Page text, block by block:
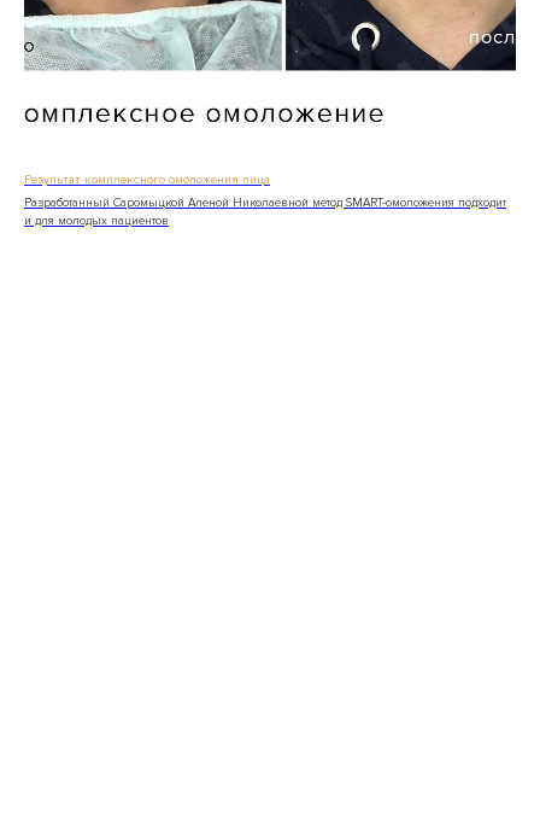
Результат комплексного омоложения лица
Разработанный Саромыцкой Аленой Николаевной метод SMART-омоложения подходит
и для молодых пациентов